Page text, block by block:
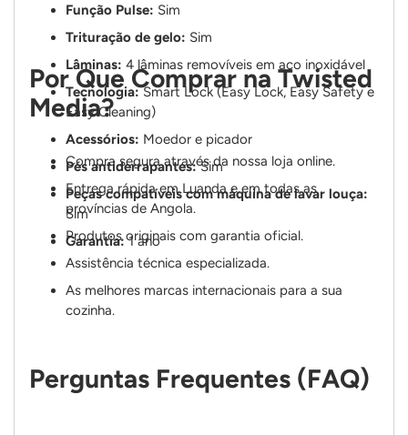
Função Pulse: Sim
Trituração de gelo: Sim
Lâminas: 4 lâminas removíveis em aço inoxidável
Tecnologia:Smart Lock (Easy Lock, Easy Safety e
Easy Cleaning)
Acessórios: Moedor e picador
Pés antiderrapantes:Sim
Peças compatíveis com máquina de lavar louça:
Sim
Garantia:1 ano
Por Que Comprar na Twisted
Media?
Compra segura através da nossa loja online.
Entrega rápida em Luanda e em todas as
províncias de Angola.
Produtos originais com garantia oficial.
Assistência técnica especializada.
As melhores marcas internacionais para a sua
cozinha.
Perguntas Frequentes (FAQ)